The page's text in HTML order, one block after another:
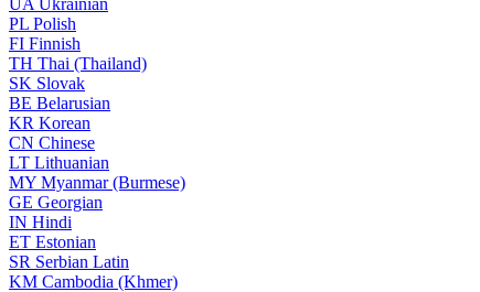
UA Ukrainian
PL Polish
FI Finnish
TH Thai (Thailand)
SK Slovak
BE Belarusian
KR Korean
CN Chinese
LT Lithuanian
MY Myanmar (Burmese)
GE Georgian
IN Hindi
ET Estonian
SR Serbian Latin
KM Cambodia (Khmer)